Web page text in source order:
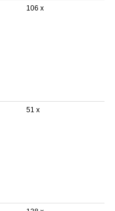
106 x
51 x